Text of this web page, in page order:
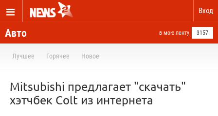
Вход
Авто в мою ленту 3157
Лучшее Горячее Новое
Mitsubishi предлагает "скачать"
хэтчбек Colt из интернета